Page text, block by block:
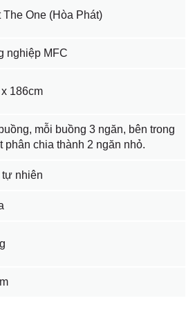
The One (Hòa Phát)
nghiệp MFC
186cm
mỗi buồng 3 ngăn, bên trong
phân chia thành 2 ngăn nhỏ.
tự nhiên